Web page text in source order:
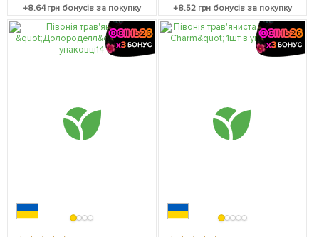
+8.64грн бонусів за покупку +8.52 грн бонусів за покупку